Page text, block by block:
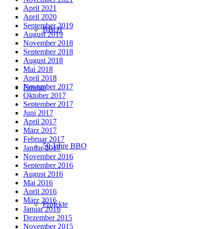
BBOJ
Erfolge
50 Jahre BBO
Projekte
April 2021
April 2020
September 2019
August 2019
November 2018
September 2018
August 2018
Mai 2018
April 2018
November 2017
Oktober 2017
September 2017
Juni 2017
April 2017
März 2017
Februar 2017
Januar 2017
November 2016
September 2016
August 2016
Mai 2016
April 2016
März 2016
Januar 2016
Dezember 2015
November 2015